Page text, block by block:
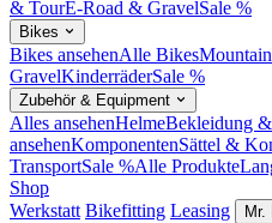
& TourE-Road & GravelSale %
Bikes
Bikes ansehenAlle Bikes
GravelKinderräderSale %
Zubehör & Equipment
Alles ansehenHelmeBekleidung
ansehenKomponentenSättel &
TransportSale %Alle Produkte
Shop
Werkstatt Bikefitting Leasing Mr.